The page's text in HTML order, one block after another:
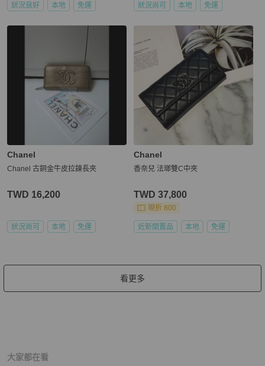
狀況良好 本地 免運 狀況尚可 本地 免運
Chanel
Chanel 古銅金牛皮拉鍊長夾
TWD 16,200
狀況尚可 本地 免運
Chanel
香奈兒 法瑯雙C中夾
TWD 37,800
現折 800
近新閒置品 本地 免運
看更多
大家都在看